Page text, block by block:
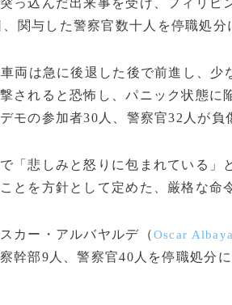
っ込んだ出来事を受け、フィリピ
関与した警察官数十人を停職処分
両は急に後退した後で前進し、少
されると恐怖し、パニック状態に
モの参加者30人、警察官32人が負
「悲しみと怒りに包まれている」
とを方針として定めた、厳格な命
カー・アルバヤルデ（Oscar
幹部9人、警察官40人を停職処分